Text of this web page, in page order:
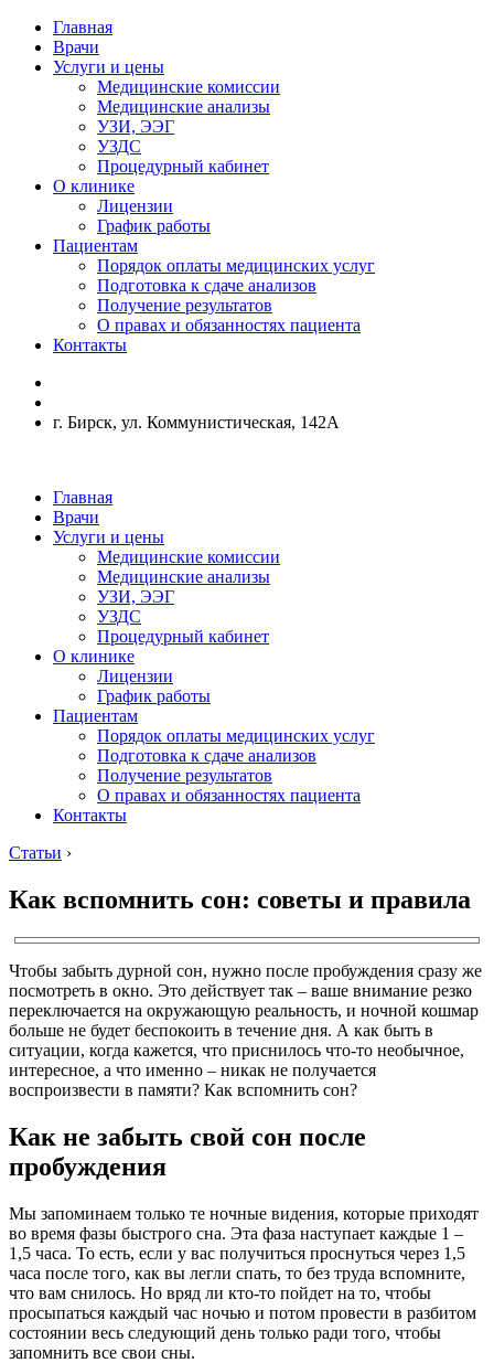
Главная
Врачи
Услуги и цены
Медицинские комиссии
Медицинские анализы
УЗИ, ЭЭГ
УЗДС
Процедурный кабинет
О клинике
Лицензии
График работы
Пациентам
Порядок оплаты медицинских услуг
Подготовка к сдаче анализов
Получение результатов
О правах и обязанностях пациента
Контакты
г. Бирск, ул. Коммунистическая, 142А
Главная
Врачи
Услуги и цены
Медицинские комиссии
Медицинские анализы
УЗИ, ЭЭГ
УЗДС
Процедурный кабинет
О клинике
Лицензии
График работы
Пациентам
Порядок оплаты медицинских услуг
Подготовка к сдаче анализов
Получение результатов
О правах и обязанностях пациента
Контакты
Статьи ›
Как вспомнить сон: советы и правила
Чтобы забыть дурной сон, нужно после пробуждения сразу же
посмотреть в окно. Это действует так – ваше внимание резко
переключается на окружающую реальность, и ночной кошмар
больше не будет беспокоить в течение дня. А как быть в
ситуации, когда кажется, что приснилось что-то необычное,
интересное, а что именно – никак не получается
воспроизвести в памяти? Как вспомнить сон?
Как не забыть свой сон после
пробуждения
Мы запоминаем только те ночные видения, которые приходят
во время фазы быстрого сна. Эта фаза наступает каждые 1 –
1,5 часа. То есть, если у вас получиться проснуться через 1,5
часа после того, как вы легли спать, то без труда вспомните,
что вам снилось. Но вряд ли кто-то пойдет на то, чтобы
просыпаться каждый час ночью и потом провести в разбитом
состоянии весь следующий день только ради того, чтобы
запомнить все свои сны.